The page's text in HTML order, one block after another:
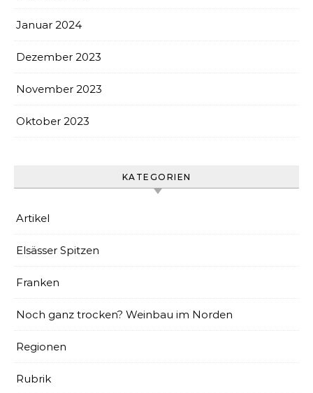
Januar 2024
Dezember 2023
November 2023
Oktober 2023
KATEGORIEN
Artikel
Elsässer Spitzen
Franken
Noch ganz trocken? Weinbau im Norden
Regionen
Rubrik